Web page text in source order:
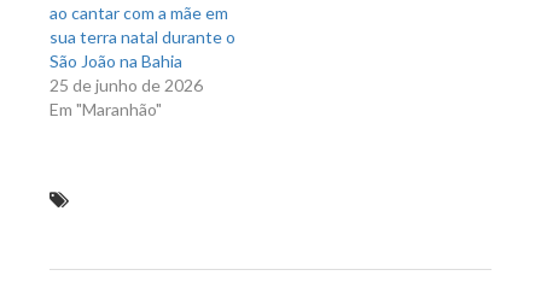
ao cantar com a mãe em
sua terra natal durante o
São João na Bahia
25 de junho de 2026
Em "Maranhão"